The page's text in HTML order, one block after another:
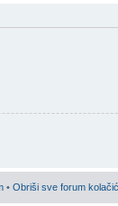
• Obriši sve forum